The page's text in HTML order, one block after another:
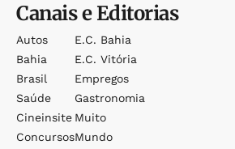
Canais e Editorias
Autos
Bahia
Brasil
Saúde
Cineinsite
Concursos
E.c. Bahia
E.c. Vitória
Empregos
Gastronomia
Muito
Mundo